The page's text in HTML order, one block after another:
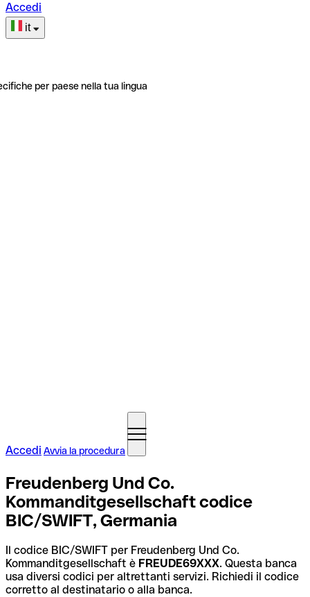
Accedi
it
per paese nella tua lingua
Accedi Avvia la procedura
Freudenberg Und Co.
Kommanditgesellschaft codice
BIC/SWIFT, Germania
Il codice BIC/SWIFT per Freudenberg Und Co.
Kommanditgesellschaft è FREUDE69XXX. Questa banca
usa diversi codici per altrettanti servizi. Richiedi il codice
corretto al destinatario o alla banca.